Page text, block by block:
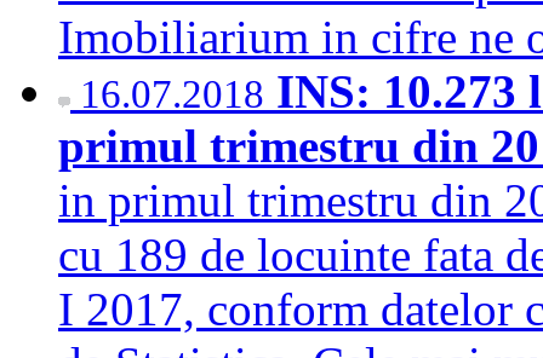
Imobiliarium in cifre ne
16.07.2018 INS: 10.273
primul trimestru din
in primul trimestru din
cu 189 de locuinte fata
I 2017, conform datelor